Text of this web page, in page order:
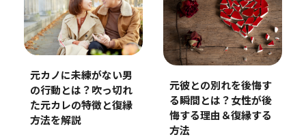
元カノに未練がない男
の行動とは？吹っ切れ
た元カレの特徴と復縁
方法を解説
元彼との別れを後悔す
る瞬間とは？女性が後
悔する理由＆復縁する
方法